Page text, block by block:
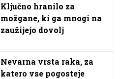
Ključno hranilo za
možgane, ki ga mnogi na
zaužijejo dovolj
Nevarna vrsta raka, za
katero vse pogosteje